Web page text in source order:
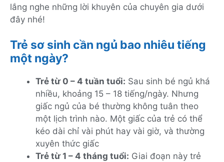
lắng nghe những lời khuyên của chuyên gia dưới
đây nhé!
Trẻ sơ sinh cần ngủ bao nhiêu tiếng
một ngày?
Trẻ từ 0 – 4 tuần tuổi: Sau sinh bé ngủ khá
nhiều, khoảng 15 – 18 tiếng/ngày. Nhưng
giấc ngủ của bé thường không tuân theo
một lịch trình nào. Một giấc của trẻ có thể
kéo dài chỉ vài phút hay vài giờ, và thường
xuyên thức giấc
Trẻ từ 1 – 4 tháng tuổi: Giai đoạn này trẻ